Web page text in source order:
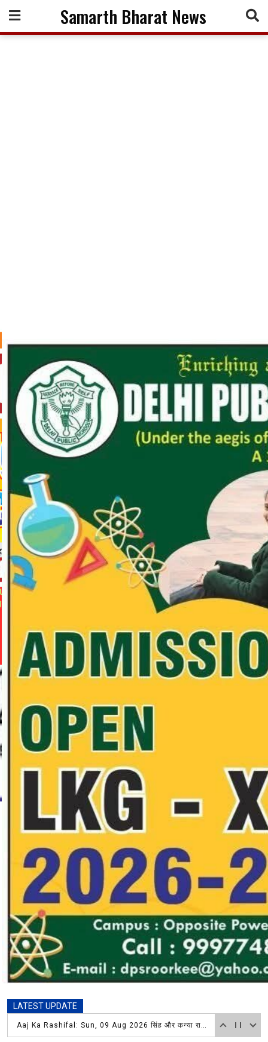
content
Samarth Bharat News
LATEST UPDATE
अंतर्राष्ट्रीय मानवाधिकार ब्यूरो उत्तराखंड प्रदेश अध्यक्ष अधिवक्ता नवीन कुमार जैन एवं तहसील शिवमन्दिर समिति अध्यक्ष सतबीर सिंह राणा व पदाधिकारीगणो के तत्वावधान